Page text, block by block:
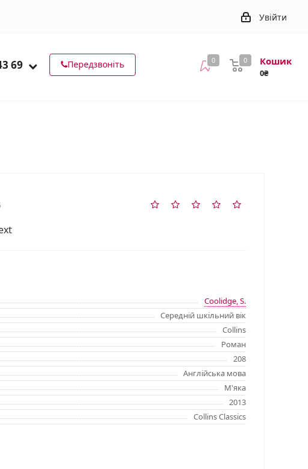
Увійти
69 Передзвоніть 0 Кошик
0₴
0
Coolidge, S.
Середній шкільний вік
Collins
Роман
208
Англійська мова
М'яка
2013
Collins Classics